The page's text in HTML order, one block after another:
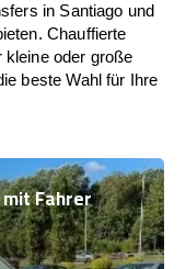
in Santiago und
Chauffierte
kleine oder große
beste Wahl für Ihre
Fahrer